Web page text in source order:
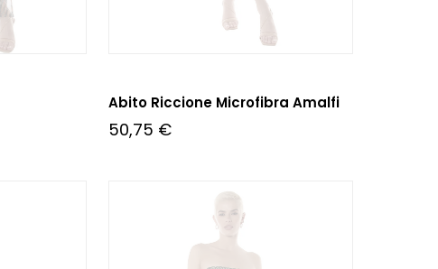
Abito Riccione Microfibra Amalfi
50,75 €